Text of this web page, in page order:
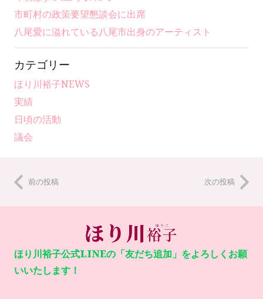
市町村の政策要望懇談会に出席
八尾愛に溢れている八尾市出身のアーティスト
カテゴリー
ほり川裕子NEWS
実績
日頃の活動
議会
前の投稿 次の投稿
ほり川裕子公式LINEの「友だち追加」をよろしくお願
いいたします！